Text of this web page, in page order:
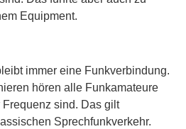
Equipment.
immer eine Funkverbindung.
hören alle Funkamateure
sind. Das gilt
Sprechfunkverkehr.